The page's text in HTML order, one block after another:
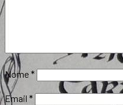
Nome*
Email *